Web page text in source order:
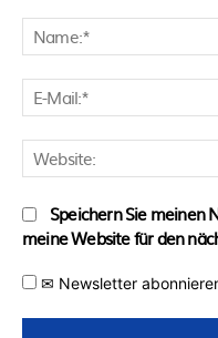
Speichern Sie meinen
meine Website für den
✉ Newsletter